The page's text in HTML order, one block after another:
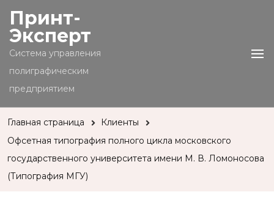
Принт-
Эксперт
Cистема управления
полиграфическим
предприятием
Главная страница
Клиенты
Офсетная типография полного цикла московского
государственного университета имени М. В. Ломоносова
(Типография МГУ)